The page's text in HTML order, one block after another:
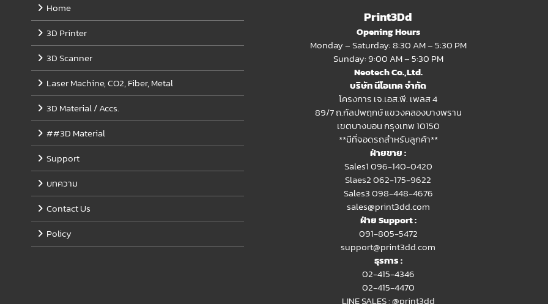
Home
3D Printer
3D Scanner
Laser Machine, CO2, Fiber, Metal
3D Material / Accs.
##3D Material
Support
บทความ
Contact Us
Policy
Print3Dd
Opening Hours
Monday – Saturday: 8:30 AM – 5:30 PM
Sunday: 9:00 AM – 5:30 PM
Neotech Co.,Ltd.
บริษัท นีโอเทค จำกัด
โครงการ เจ.เอส.พี. เพลส 4
89/7 ถ.กัลปพฤกษ์ แขวงคลองบางพราน
เขตบางบอน กรุงเทพ 10150
**มีที่จอดรถสำหรับลูกค้า**
ฝ่ายขาย :
Sales1 096-140-0420
Slaes2062-175-9622
Sales3 098-448-4676
sales@print3dd.com
ฝ่าย Support :
091-805-5472
support@print3dd.com
ธุรการ :
02-415-4346
02-415-4470
LINE SALES :@print3dd